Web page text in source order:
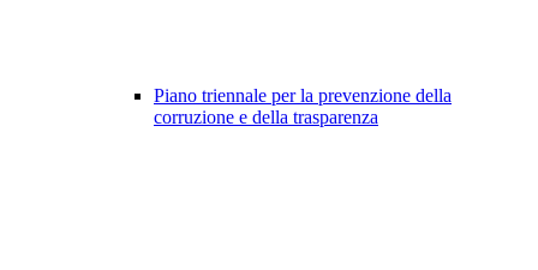
Piano triennale per la prevenzione della
corruzione e della trasparenza